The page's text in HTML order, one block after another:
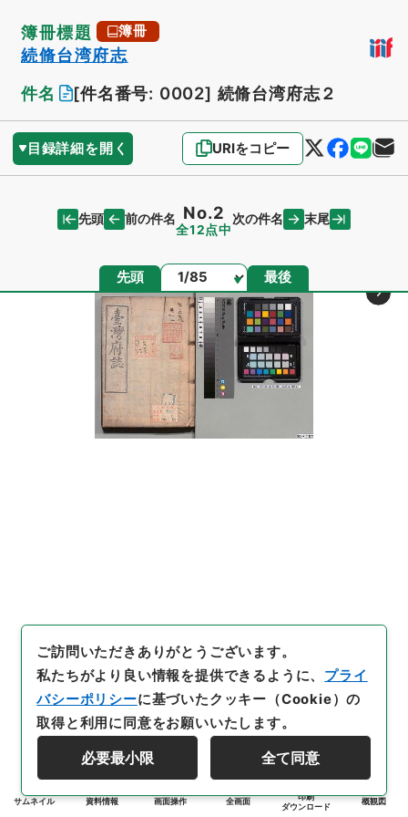
簿冊標題 簿冊
続脩台湾府志
件名
[件名番号: 0002] 続脩台湾府志２
目録詳細を開く URIをコピー
先頭 前の件名 No.2
全12点中
次の件名 末尾
先頭 ページ 最後
サムネイル 資料情報 画面操作 全画面
印刷
ダウンロード
概観図
ご訪問いただきありがとうございます。
私たちがより良い情報を提供できるように、 プライ
バシーポリシーに基づいたクッキー（Cookie）の
取得と利用に同意をお願いいたします。
必要最小限 全て同意